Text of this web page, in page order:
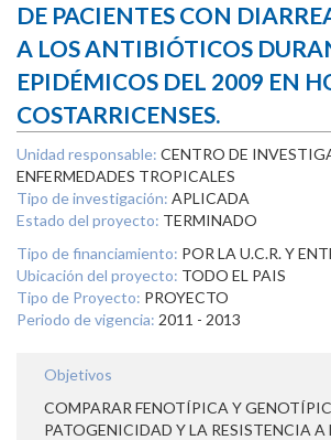
DE PACIENTES CON
A LOS ANTIBIÓTICOS
EPIDÉMICOS DEL 2009 EN
COSTARRICENSES.
Unidad responsable: CENTRO DE
ENFERMEDADES TROPICALES
Tipo de investigación: APLICADA
Estado del proyecto: TERMINADO
Tipo de financiamiento: POR LA U.C.R. Y
Ubicación del proyecto: TODO EL PAIS
Tipo de Proyecto: PROYECTO
Periodo de vigencia: 2011 - 2013
Objetivos
COMPARAR FENOTÍPICA Y
PATOGENICIDAD Y LA RESISTENCIA A